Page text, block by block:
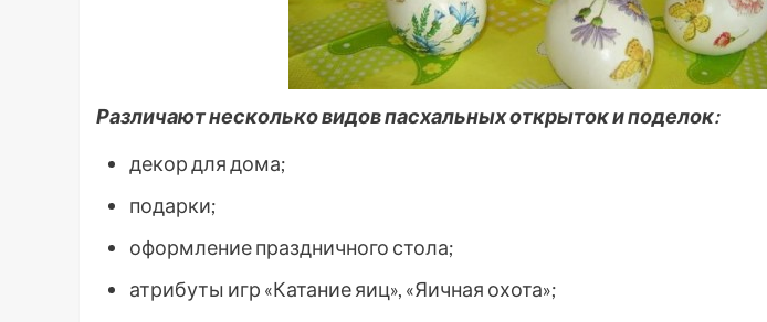
Различают несколько видов пасхальных открыток и поделок:
декор для дома;
подарки;
оформление праздничного стола;
атрибуты игр «Катание яиц», «Яичная охота»;